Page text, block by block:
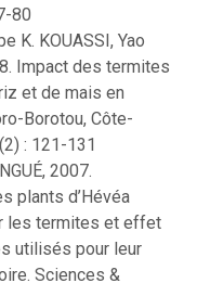
80
K. KOUASSI, Yao
Impact des termites
et de mais en
Borotou, Côte-
: 121-131
2007.
plants d’Hévéa
les termites et effet
utilisés pour leur
Sciences &